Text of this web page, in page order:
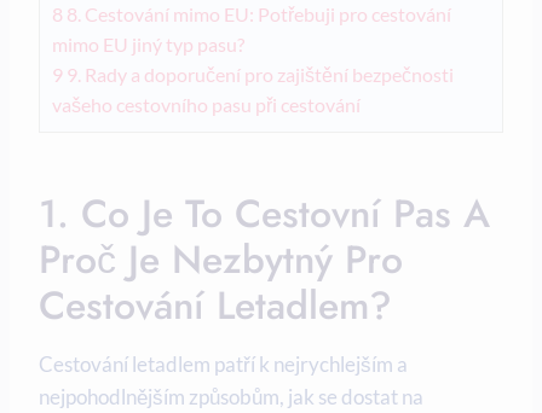
8 8. Cestování mimo EU: Potřebuji pro cestování
mimo EU jiný typ pasu?
9 9. Rady a doporučení pro zajištění bezpečnosti
vašeho cestovního pasu při cestování
1. Co Je To Cestovní Pas A
Proč Je Nezbytný Pro
Cestování Letadlem?
Cestování letadlem patří k nejrychlejším a
nejpohodlnějším způsobům, jak se dostat na